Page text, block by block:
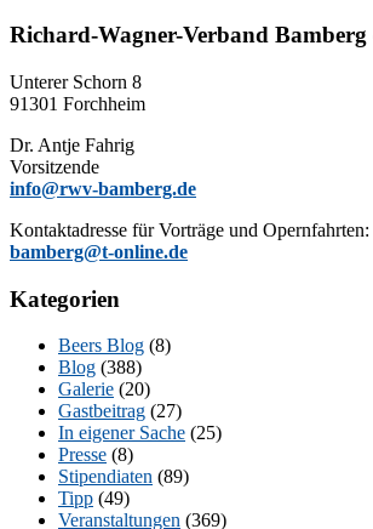
Richard-Wagner-Verband Bamberg
Un­te­rer Schorn 8
91301 Forchheim
Dr. Ant­je Fahrig
Vorsitzende
info@rwv-bamberg.de
Kon­takt­adres­se für Vor­trä­ge und Opern­fahr­ten:
bamberg@t-online.de
Kategorien
Beers Blog (8)
Blog (388)
Galerie (20)
Gastbeitrag (27)
In eigener Sache (25)
Presse (8)
Stipendiaten (89)
Tipp (49)
Veranstaltungen (369)